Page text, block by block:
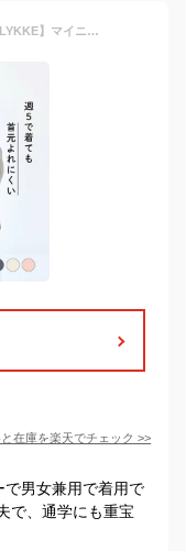
【ポイント5倍! 7/13 09:59迄】【リッケ/LYKKE】マイニチお洗濯してもよれにくい 七分袖 Tシャツ ◆ 140 150 ◆◇ 男女兼用 ジュニア 男の子 女の子 男児 女児 子ども こども 子供 キッズ 服 子供服 トップス 通学 学校 おしゃれ 春 秋 ベルメゾン
在庫を楽天でチェック >>
で男女兼用で着用で
で、通学にも重宝